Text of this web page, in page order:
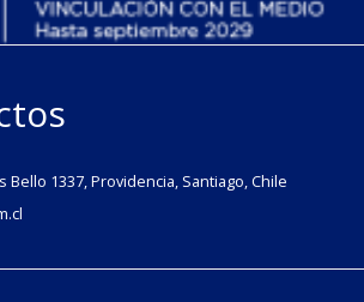
Bello 1337, Providencia, Santiago, Chile